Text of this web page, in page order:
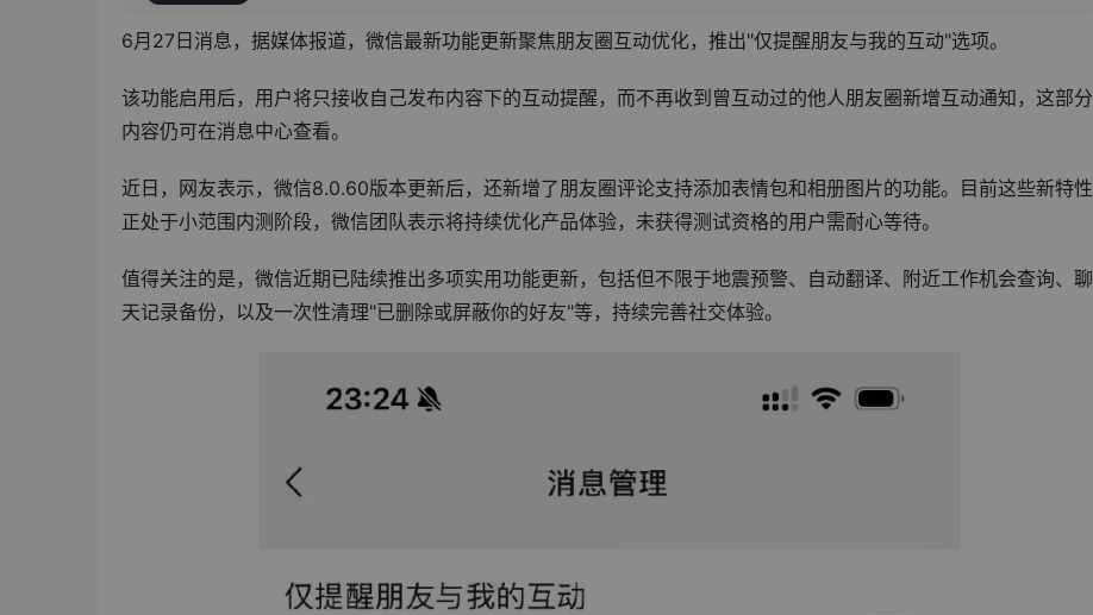
6月27日消息，据媒体报道，微信最新功能更新聚焦朋友圈互动优化，推出"仅提醒朋友与我的互动"选项。
该功能启用后，用户将只接收自己发布内容下的互动提醒，而不再收到曾互动过的他人朋友圈新增互动通知，这部分
内容仍可在消息中心查看。
近日，网友表示，微信8.0.60版本更新后，还新增了朋友圈评论支持添加表情包和相册图片的功能。目前这些新特性
正处于小范围内测阶段，微信团队表示将持续优化产品体验，未获得测试资格的用户需耐心等待。
值得关注的是，微信近期已陆续推出多项实用功能更新，包括但不限于地震预警、自动翻译、附近工作机会查询、聊
天记录备份，以及一次性清理"已删除或屏蔽你的好友"等，持续完善社交体验。